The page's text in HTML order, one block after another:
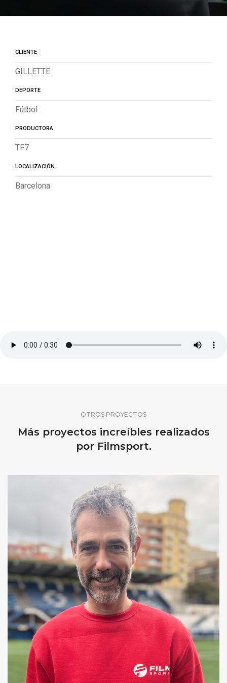
CLIENTE
GILLETTE
DEPORTE
Fútbol
PRODUCTORA
TF7
LOCALIZACIÓN
Barcelona
OTROS PROYECTOS
Más proyectos increíbles realizados
por Filmsport.